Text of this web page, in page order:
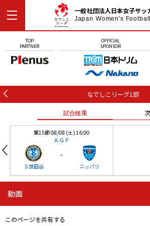
一般社団法人日本女子サッ
Japan Women's
TOP
PARTNER
OFFICIAL
SPONSOR
なでしこリーグ1部
試合結果
第15節 08/08 (土) 16:00
ＡＧＦ
Ｓ世田谷
-
ニッパツ
ニッパツ
-
動画
このページを共有する